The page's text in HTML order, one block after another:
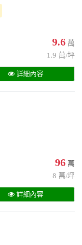
9.6 萬
1.9 萬/坪
詳細內容
96 萬
8 萬/坪
詳細內容